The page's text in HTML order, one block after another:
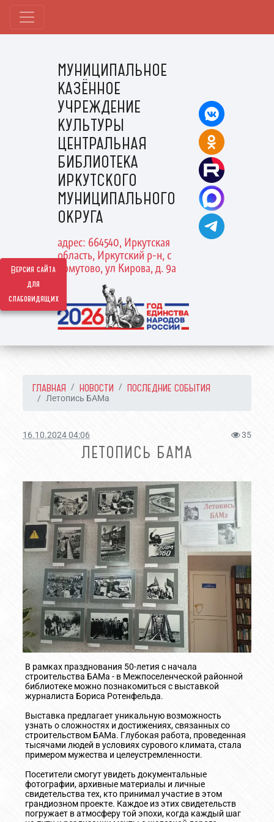
Версия сайта
для
слабовидящих
МУНИЦИПАЛЬНОЕ
КАЗЁННОЕ
УЧРЕЖДЕНИЕ
КУЛЬТУРЫ
ЦЕНТРАЛЬНАЯ
БИБЛИОТЕКА
ИРКУТСКОГО
МУНИЦИПАЛЬНОГО
ОКРУГА
адрес: 664540, Иркутская
область, Иркутский р-н, с
Хомутово, ул Кирова, д. 9а
ГЛАВНАЯ НОВОСТИ ПОСЛЕДНИЕ СОБЫТИЯ
Летопись БАМа
16.10.2024 04:06 35
ЛЕТОПИСЬ БАМА
В рамках празднования 50-летия с начала
строительства БАМа - в Межпоселенческой районной
библиотеке можно познакомиться с выставкой
журналиста Бориса Ротенфельда.
Выставка предлагает уникальную возможность
узнать о сложностях и достижениях, связанных со
строительством БАМа. Глубокая работа, проведенная
тысячами людей в условиях сурового климата, стала
примером мужества и целеустремленности.
Посетители смогут увидеть документальные
фотографии, архивные материалы и личные
свидетельства тех, кто принимал участие в этом
грандиозном проекте. Каждое из этих свидетельств
погружает в атмосферу той эпохи, когда каждый шаг